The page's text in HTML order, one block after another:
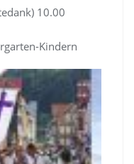
10.00
Kindern